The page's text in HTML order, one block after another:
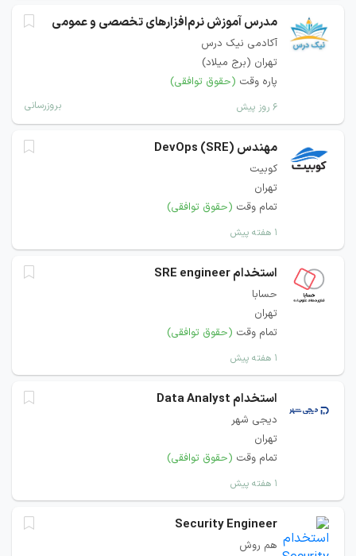
مدرس آموزش نرم‌افزارهای تخصصی و عمومی
آکادمی نیک درس
تهران (برج میلاد)
پاره وقت (حقوق توافقی)
۶ روز پیش بروزرسانی
مهندس DevOps (SRE)
کوبیت
تهران
تمام وقت (حقوق توافقی)
۱ هفته پیش
استخدام SRE engineer
حسابا
تهران
تمام وقت (حقوق توافقی)
۱ هفته پیش
استخدام Data Analyst
دیجی‌ شهر
تهران
تمام وقت (حقوق توافقی)
۱ هفته پیش
Security Engineer
هم روش